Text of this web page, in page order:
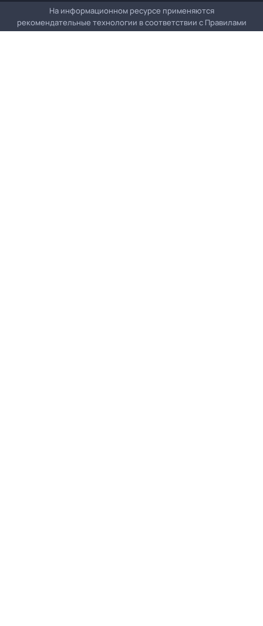
На информационном ресурсе применяются
рекомендательные технологии в соответствии с Правилами